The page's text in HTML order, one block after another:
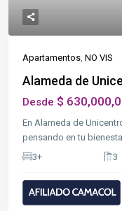
Apartamentos, NO VIS
Alameda de
Desde $
En Alameda de
pensando en tu
3+
3